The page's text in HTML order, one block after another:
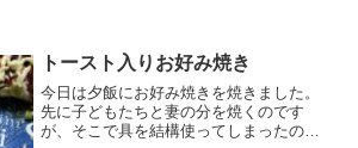
トースト入りお好み焼き
今日は夕飯にお好み焼きを焼きました。
先に子どもたちと妻の分を焼くのです
が、そこで具を結構使ってしまったので